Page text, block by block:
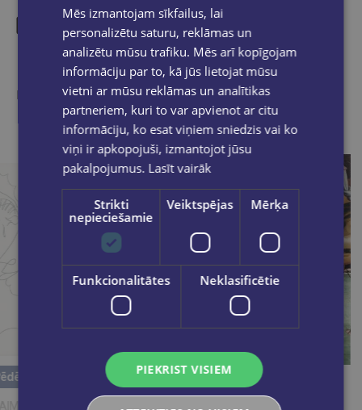
Līdzīgas preces
Ieskaties, varbūt noder
Mēs izmantojam sīkfailus, lai
personalizētu saturu, reklāmas un
analizētu mūsu trafiku. Mēs arī kopīgojam
informāciju par to, kā jūs lietojat mūsu
vietni ar mūsu reklāmas un analītikas
partneriem, kuri to var apvienot ar citu
informāciju, ko esat viņiem sniedzis vai ko
viņi ir apkopojuši, izmantojot jūsu
pakalpojumus. Lasīt vairāk
Strikti
nepieciešamie
Veiktspējas Mērķa
Funkcionalitātes Neklasificētie
PIEKRIST VISIEM